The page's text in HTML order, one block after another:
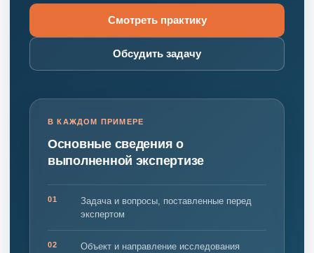
Смотреть практику
Обсудить задачу
В КАЖДОМ ПРИМЕРЕ
Основные сведения о
выполненной экспертизе
01
Задача и вопросы, поставленные перед
экспертом
02 Объект и направление исследования